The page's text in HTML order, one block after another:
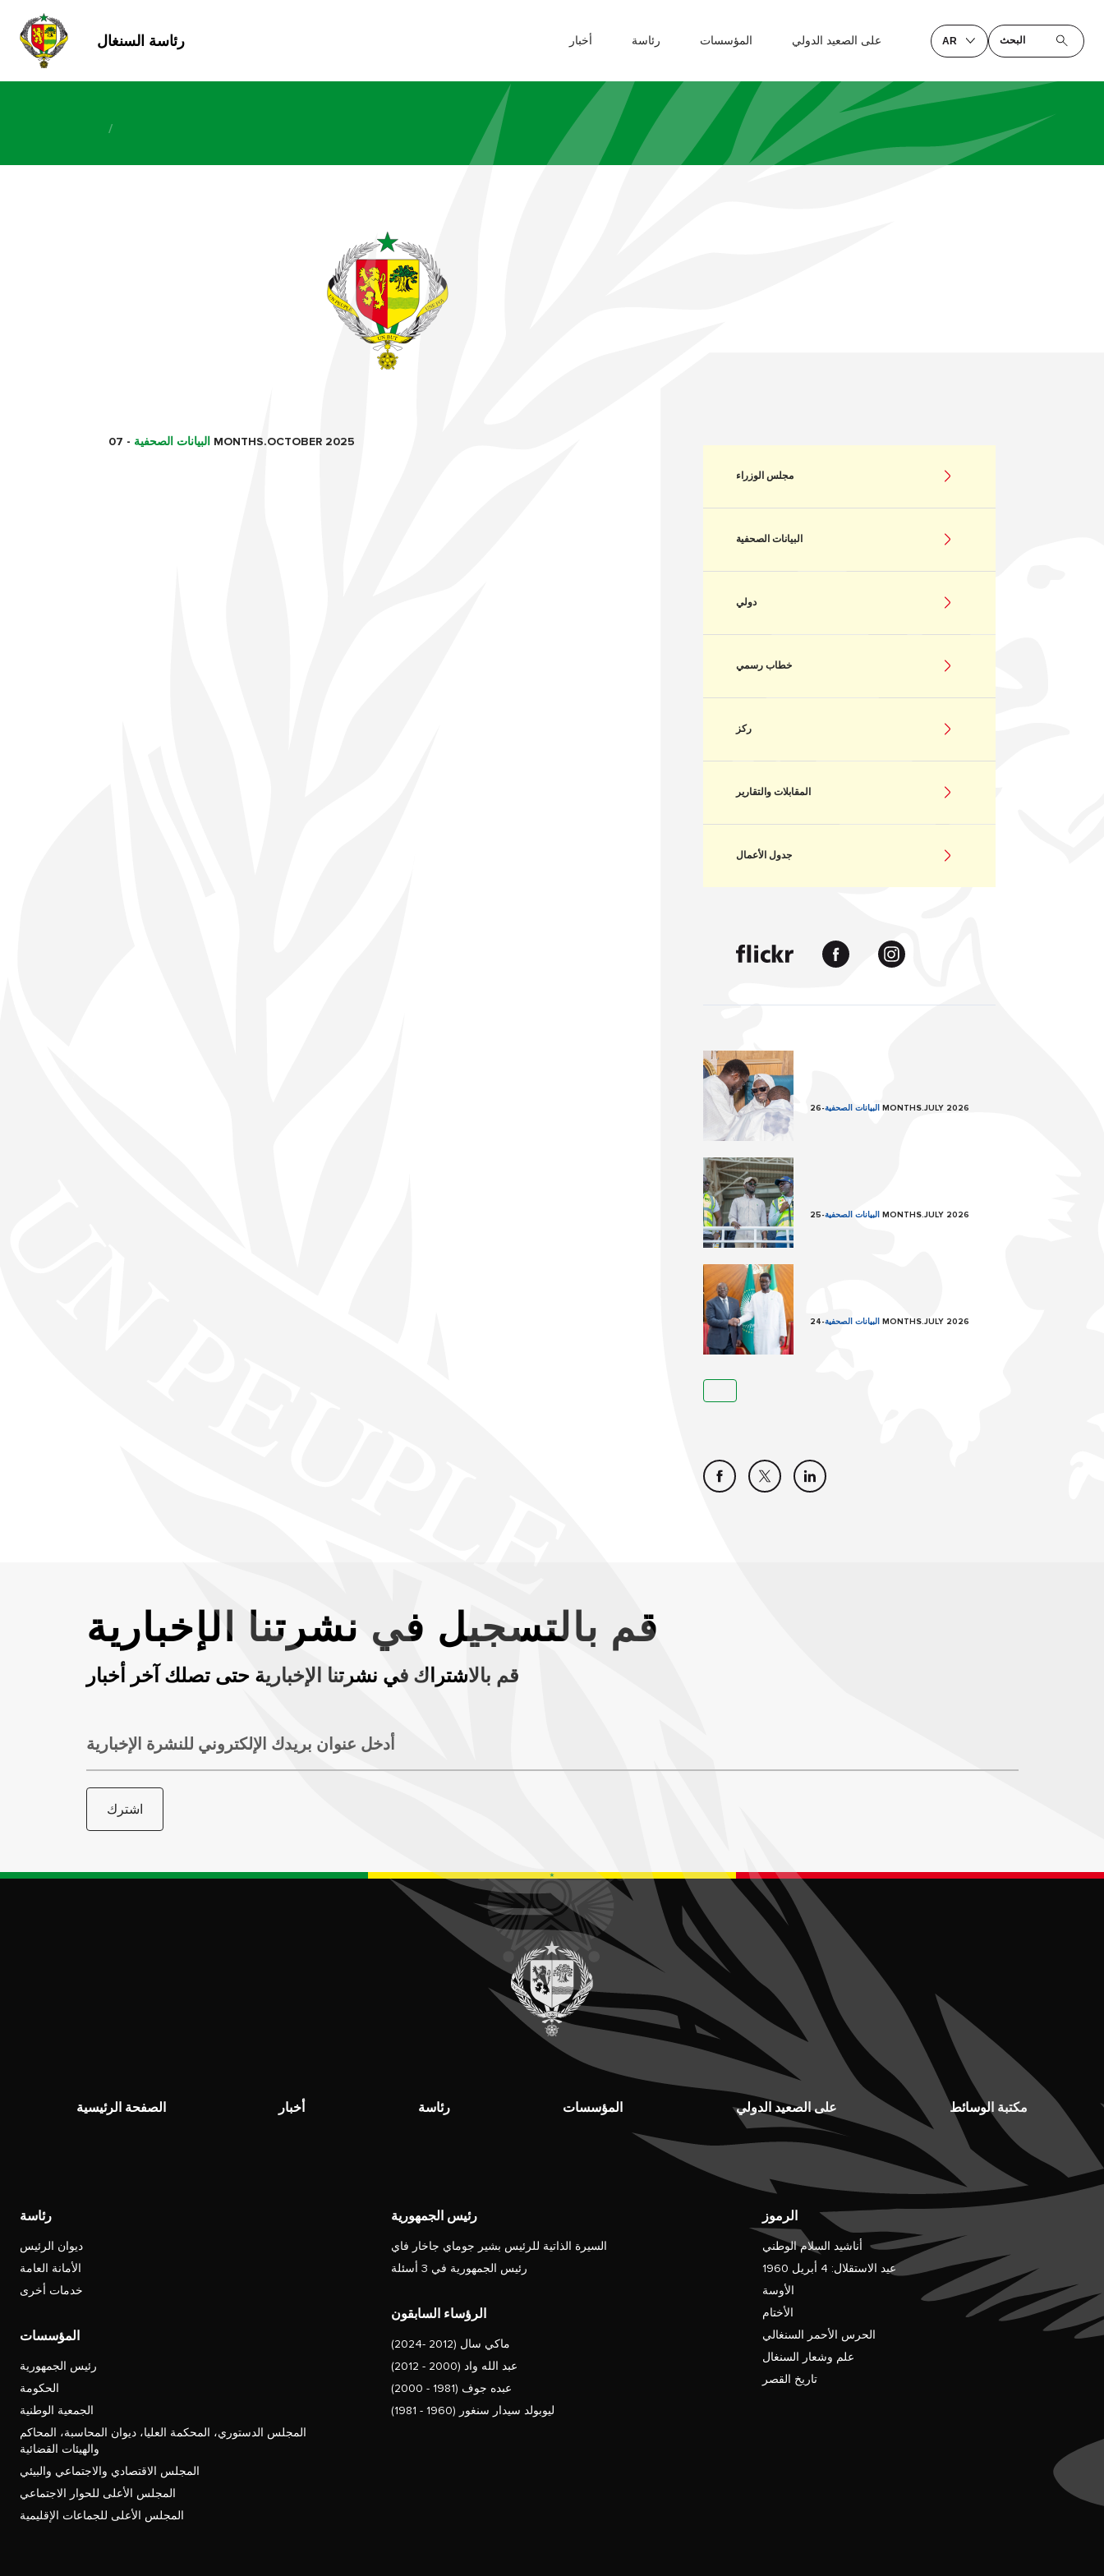
رئاسة السنغال أخبار رئاسة المؤسسات على الصعيد الدولي AR البحث
/
البيانات الصحفية - 07 MONTHS.OCTOBER 2025
مجلس الوزراء
البيانات الصحفية
دولي
خطاب رسمي
ركز
المقابلات والتقارير
جدول الأعمال
البيانات الصحفية- 26 MONTHS.JULY 2026
البيانات الصحفية- 25 MONTHS.JULY 2026
البيانات الصحفية- 24 MONTHS.JULY 2026
قم بالتسجيل في نشرتنا الإخبارية
قم بالاشتراك في نشرتنا الإخبارية حتى تصلك آخر أخبار
أدخل عنوان بريدك الإلكتروني للنشرة الإخبارية
اشترك
الصفحة الرئيسية أخبار رئاسة المؤسسات على الصعيد الدولي مكتبة الوسائط
رئاسة
ديوان الرئيس
الأمانة العامة
خدمات أخرى
المؤسسات
رئيس الجمهورية
الحكومة
الجمعية الوطنية
المجلس الدستوري، المحكمة العليا، ديوان المحاسبة، المحاكم
والهيئات القضائية
المجلس الاقتصادي والاجتماعي والبيئي
المجلس الأعلى للحوار الاجتماعي
المجلس الأعلى للجماعات الإقليمية
رئيس الجمهورية
السيرة الذاتية للرئيس بشير جوماي جاخار فاي
رئيس الجمهورية في 3 أسئلة
الرؤساء السابقون
ماكي سال (2012 -2024)
عبد الله واد (2000 - 2012)
عبده جوف (1981 - 2000)
ليوبولد سيدار سنغور (1960 - 1981)
الرموز
أناشيد السلام الوطني
عيد الاستقلال: 4 أبريل 1960
الأوسة
الأختام
الحرس الأحمر السنغالي
علم وشعار السنغال
تاريخ القصر